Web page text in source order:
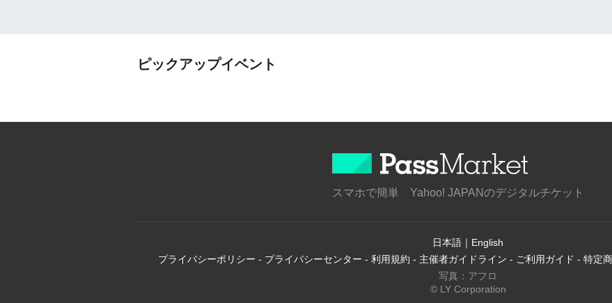
ピックアップイベント
スマホで簡単 Yahoo! JAPANのデジタルチケット
日本語 ｜ English
プライバシーポリシー - プライバシーセンター - 利用規約 - 主催者ガイドライン - ご利用ガイド - 特定
写真：アフロ
© LY Corporation